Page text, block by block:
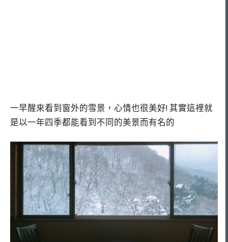
一早醒來看到窗外的雪景，心情也很美好! 其實這裡就
是以一年四季都能看到不同的美景而有名的